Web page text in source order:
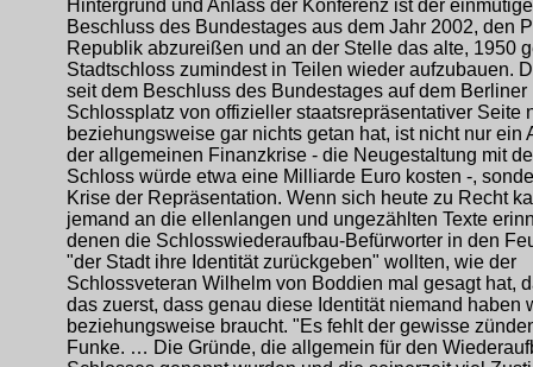
Hintergrund und Anlass der Konferenz ist der einmütige
Beschluss des Bundestages aus dem Jahr 2002, den
Republik abzureißen und an der Stelle das alte, 1950
Stadtschloss zumindest in Teilen wieder aufzubauen.
seit dem Beschluss des Bundestages auf dem Berliner
Schlossplatz von offizieller staatsrepräsentativer Seite
beziehungsweise gar nichts getan hat, ist nicht nur ein
der allgemeinen Finanzkrise - die Neugestaltung mit
Schloss würde etwa eine Milliarde Euro kosten -,
Krise der Repräsentation. Wenn sich heute zu Recht
jemand an die ellenlangen und ungezählten Texte
denen die Schlosswiederaufbau-Befürworter in den
"der Stadt ihre Identität zurückgeben" wollten, wie der
Schlossveteran Wilhelm von Boddien mal gesagt hat,
das zuerst, dass genau diese Identität niemand haben
beziehungsweise braucht. "Es fehlt der gewisse
Funke. … Die Gründe, die allgemein für den